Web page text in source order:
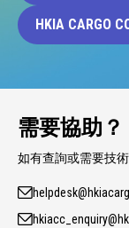
HKIA CARGO
需要協助？
如有查詢或需要技